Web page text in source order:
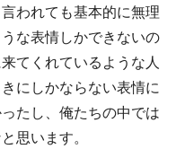
われても基本的に無理
な表情しかできないの
てくれているような人
にしかならない表情に
たし、俺たちの中では
思います。